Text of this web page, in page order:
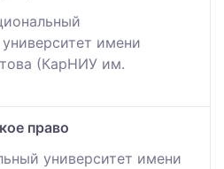
имени
(КарНИУ им.
право
университет имени